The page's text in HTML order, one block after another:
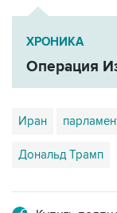
ХРОНИКА
Операция
Иран
Дональд Трамп